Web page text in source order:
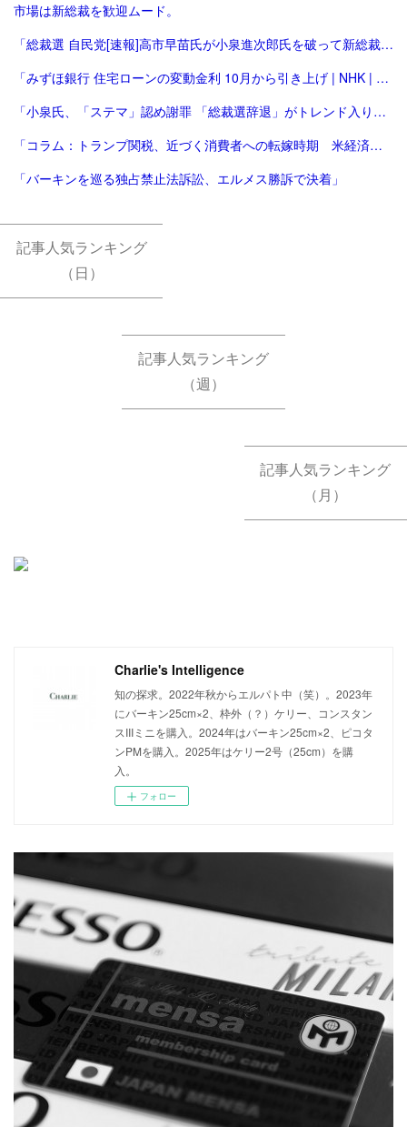
市場は新総裁を歓迎ムード。
「総裁選 自民党[速報]高市早苗氏が小泉進次郎氏を破って新総裁、会見で「景色変える」初の女性首相が誕生か : 読売新聞」
「みずほ銀行 住宅ローンの変動金利 10月から引き上げ | NHK | 金融」
「小泉氏、「ステマ」認め謝罪 「総裁選辞退」がトレンド入り 写真5枚 国際ニュース：AFPBB News」
「コラム：トランプ関税、近づく消費者への転嫁時期 米経済にどう影響 | ロイター」
「バーキンを巡る独占禁止法訴訟、エルメス勝訴で決着」
記事人気ランキング
（日）
記事人気ランキング
（週）
記事人気ランキング
（月）
Charlie's Intelligence
知の探求。2022年秋からエルパト中（笑）。2023年
にバーキン25cm×2、枠外（？）ケリー、コンスタン
スIIIミニを購入。2024年はバーキン25cm×2、ピコタ
ンPMを購入。2025年はケリー2号（25cm）を購
入。
フォロー